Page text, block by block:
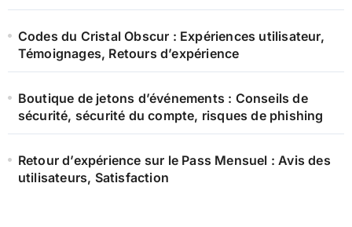
Codes du Cristal Obscur : Expériences utilisateur,
Témoignages, Retours d’expérience
Boutique de jetons d’événements : Conseils de
sécurité, sécurité du compte, risques de phishing
Retour d’expérience sur le Pass Mensuel : Avis des
utilisateurs, Satisfaction